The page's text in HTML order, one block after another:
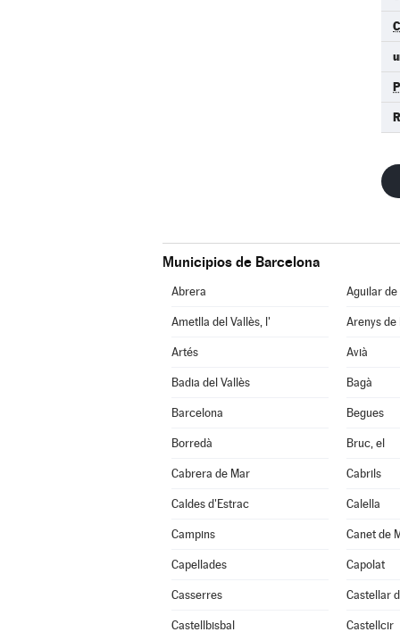
Municipios de Barcelona
Abrera Aguilar de
Ametlla del Vallès, l' Arenys de
Artés Avià
Badia del Vallès Bagà
Barcelona Begues
Borredà Bruc, el
Cabrera de Mar Cabrils
Caldes d'Estrac Calella
Campins Canet de
Capellades Capolat
Casserres Castellar
Castellbisbal Castellcir